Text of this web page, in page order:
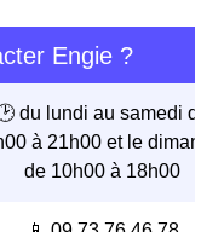
Engie ?
du lundi au samedi de
à 21h00 et le
de 10h00 à 18h00